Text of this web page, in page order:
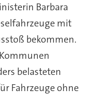
Barbara
mit
bekommen.
belasteten
Fahrzeuge ohne